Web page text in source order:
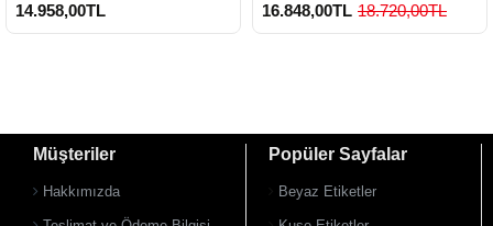
14.958,00TL 16.848,00TL 18.720,00TL
Müşteriler
Hakkımızda
Popüler Sayfalar
Beyaz Etiketler